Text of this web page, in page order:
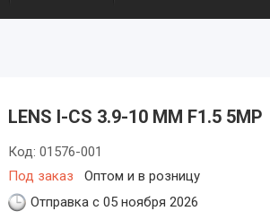
LENS I-CS 3.9-10 MM F1.5 5MP
Под заказ Оптом и в розницу
Код:01576-001
Отправка с 05 ноября 2026